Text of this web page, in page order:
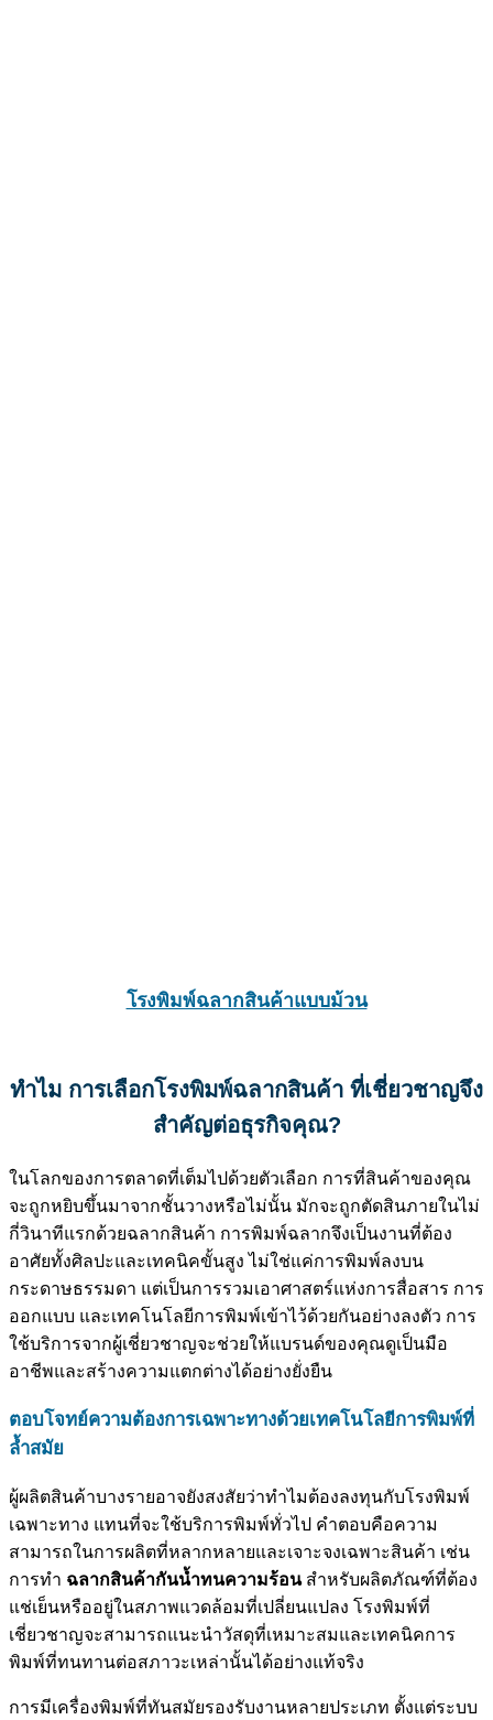
โรงพิมพ์ฉลากสินค้าแบบม้วน
ทำไม การเลือกโรงพิมพ์ฉลากสินค้า ที่เชี่ยวชาญจึง
สำคัญต่อธุรกิจคุณ?
ในโลกของการตลาดที่เต็มไปด้วยตัวเลือก การที่สินค้าของคุณ
จะถูกหยิบขึ้นมาจากชั้นวางหรือไม่นั้น มักจะถูกตัดสินภายในไม่
กี่วินาทีแรกด้วยฉลากสินค้า การพิมพ์ฉลากจึงเป็นงานที่ต้อง
อาศัยทั้งศิลปะและเทคนิคขั้นสูง ไม่ใช่แค่การพิมพ์ลงบน
กระดาษธรรมดา แต่เป็นการรวมเอาศาสตร์แห่งการสื่อสาร การ
ออกแบบ และเทคโนโลยีการพิมพ์เข้าไว้ด้วยกันอย่างลงตัว การ
ใช้บริการจากผู้เชี่ยวชาญจะช่วยให้แบรนด์ของคุณดูเป็นมือ
อาชีพและสร้างความแตกต่างได้อย่างยั่งยืน
ตอบโจทย์ความต้องการเฉพาะทางด้วยเทคโนโลยีการพิมพ์ที่
ล้ำสมัย
ผู้ผลิตสินค้าบางรายอาจยังสงสัยว่าทำไมต้องลงทุนกับโรงพิมพ์
เฉพาะทาง แทนที่จะใช้บริการพิมพ์ทั่วไป คำตอบคือความ
สามารถในการผลิตที่หลากหลายและเจาะจงเฉพาะสินค้า เช่น
การทำ ฉลากสินค้ากันน้ำทนความร้อนสำหรับผลิตภัณฑ์ที่ต้อง
แช่เย็นหรืออยู่ในสภาพแวดล้อมที่เปลี่ยนแปลง โรงพิมพ์ที่
เชี่ยวชาญจะสามารถแนะนำวัสดุที่เหมาะสมและเทคนิคการ
พิมพ์ที่ทนทานต่อสภาวะเหล่านั้นได้อย่างแท้จริง
การมีเครื่องพิมพ์ที่ทันสมัยรองรับงานหลายประเภท ตั้งแต่ระบบ